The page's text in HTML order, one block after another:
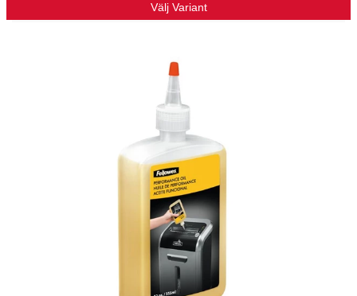
Välj Variant